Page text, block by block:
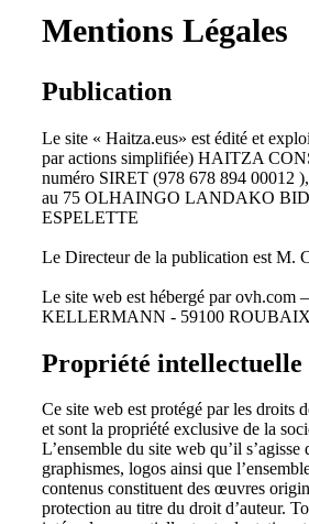
Mentions Légales
Publication
Le site « Haitza.eus» est édité et
par actions simplifiée) HAITZA
numéro SIRET (978 678 894 00012
au 75 OLHAINGO LANDAKO
ESPELETTE
Le Directeur de la publication est M.
Le site web est hébergé par ovh.com
KELLERMANN - 59100
Propriété intellectuelle
Ce site web est protégé par les droits
et sont la propriété exclusive de la
L’ensemble du site web qu’il
graphismes, logos ainsi que
contenus constituent des œuvres
protection au titre du droit d’auteur.